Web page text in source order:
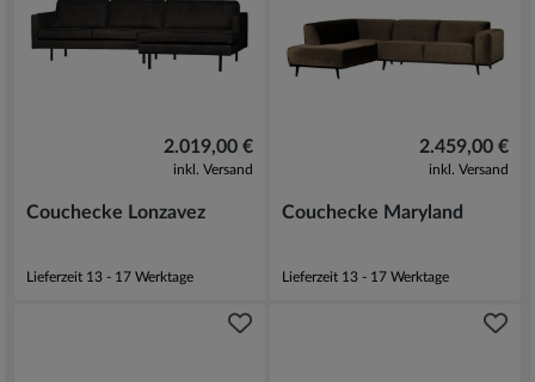
2.019,00 €
inkl. Versand
Couchecke Lonzavez
Lieferzeit 13 - 17 Werktage
2.459,00 €
inkl. Versand
Couchecke Maryland
Lieferzeit 13 - 17 Werktage